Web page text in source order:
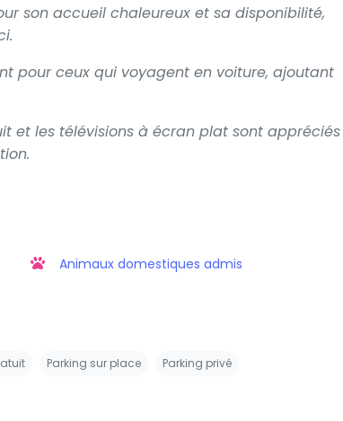
son accueil chaleureux et sa disponibilité,
pour ceux qui voyagent en voiture, ajoutant
et les télévisions à écran plat sont appréciés
Animaux domestiques admis
Parking sur place Parking privé